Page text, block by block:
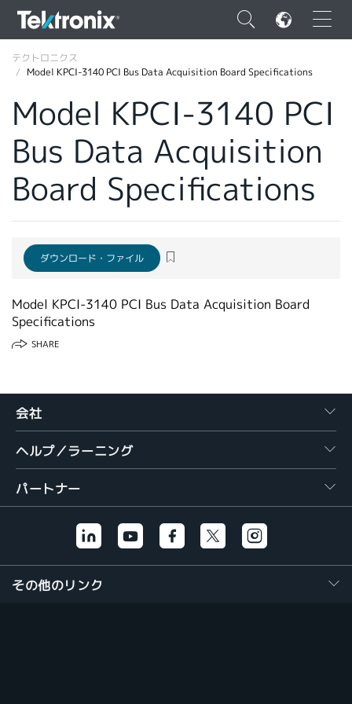
×
ENGLISH
FRANÇAIS
VIỆT NAM
简体中文
日本語
テクトロニクス
Model KPCI-3140 PCI Bus Data Acquisition Board Specifications
Model KPCI-3140 PCI
Bus Data Acquisition
Board Specifications
ダウンロード・ファイル
Model KPCI-3140 PCI Bus Data Acquisition Board
Specifications
SHARE
会社
ヘルプ／ラーニング
パートナー
その他のリンク